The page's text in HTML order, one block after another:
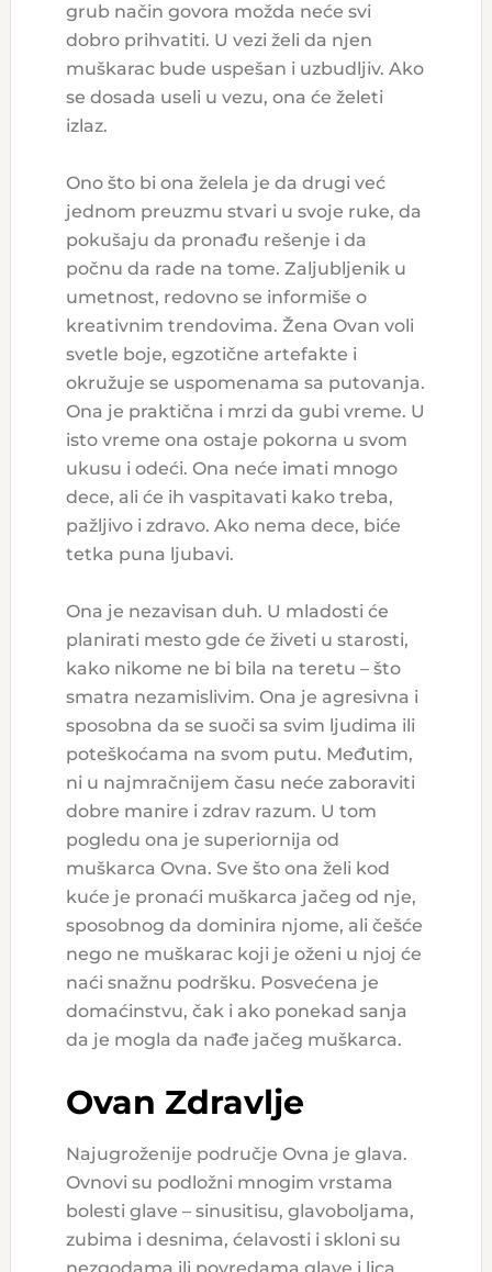
grub način govora možda neće svi
dobro prihvatiti. U vezi želi da njen
muškarac bude uspešan i uzbudljiv. Ako
se dosada useli u vezu, ona će želeti
izlaz.
Ono što bi ona želela je da drugi već
jednom preuzmu stvari u svoje ruke, da
pokušaju da pronađu rešenje i da
počnu da rade na tome. Zaljubljenik u
umetnost, redovno se informiše o
kreativnim trendovima. Žena Ovan voli
svetle boje, egzotične artefakte i
okružuje se uspomenama sa putovanja.
Ona je praktična i mrzi da gubi vreme. U
isto vreme ona ostaje pokorna u svom
ukusu i odeći. Ona neće imati mnogo
dece, ali će ih vaspitavati kako treba,
pažljivo i zdravo. Ako nema dece, biće
tetka puna ljubavi.
Ona je nezavisan duh. U mladosti će
planirati mesto gde će živeti u starosti,
kako nikome ne bi bila na teretu – što
smatra nezamislivim. Ona je agresivna i
sposobna da se suoči sa svim ljudima ili
poteškoćama na svom putu. Međutim,
ni u najmračnijem času neće zaboraviti
dobre manire i zdrav razum. U tom
pogledu ona je superiornija od
muškarca Ovna. Sve što ona želi kod
kuće je pronaći muškarca jačeg od nje,
sposobnog da dominira njome, ali češće
nego ne muškarac koji je oženi u njoj će
naći snažnu podršku. Posvećena je
domaćinstvu, čak i ako ponekad sanja
da je mogla da nađe jačeg muškarca.
Ovan Zdravlje
Najugroženije područje Ovna je glava.
Ovnovi su podložni mnogim vrstama
bolesti glave – sinusitisu, glavoboljama,
zubima i desnima, ćelavosti i skloni su